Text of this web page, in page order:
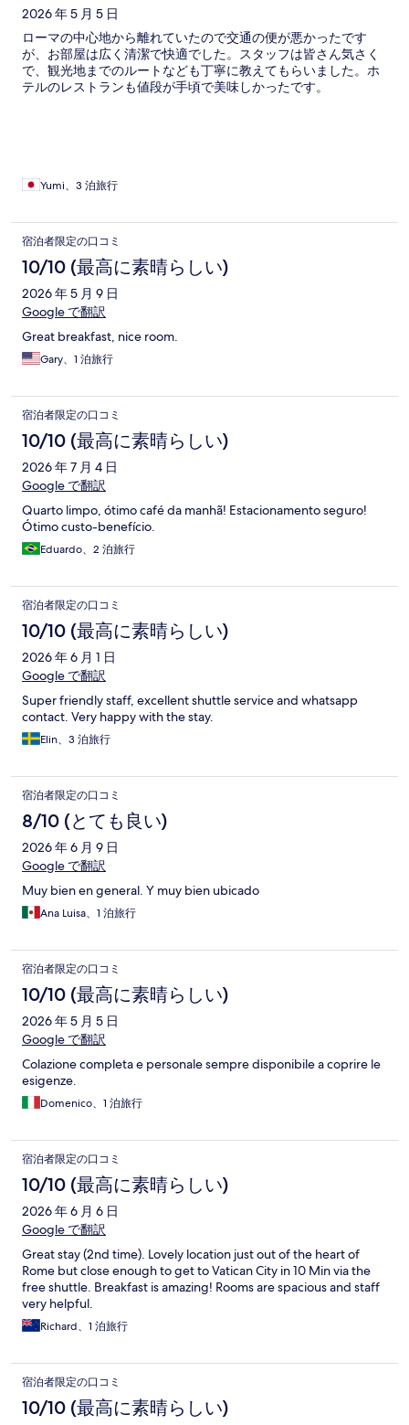
ミ
2026 年 5 月 5 日
ローマの中心地から離れていたので交通の便が悪かったです
が、お部屋は広く清潔で快適でした。スタッフは皆さん気さく
で、観光地までのルートなども丁寧に教えてもらいました。ホ
テルのレストランも値段が手頃で美味しかったです。
Yumi、3 泊旅行
宿泊者限定の口コミ
10/10 (最高に素晴らしい)
2026 年 5 月 9 日
Google で翻訳
Great breakfast, nice room.
Gary、1 泊旅行
宿泊者限定の口コミ
10/10 (最高に素晴らしい)
2026 年 7 月 4 日
Google で翻訳
Quarto limpo, ótimo café da manhã! Estacionamento seguro!
Ótimo custo-benefício.
Eduardo、2 泊旅行
宿泊者限定の口コミ
10/10 (最高に素晴らしい)
2026 年 6 月 1 日
Google で翻訳
Super friendly staff, excellent shuttle service and whatsapp
contact. Very happy with the stay.
Elin、3 泊旅行
宿泊者限定の口コミ
8/10 (とても良い)
2026 年 6 月 9 日
Google で翻訳
Muy bien en general. Y muy bien ubicado
Ana Luisa、1 泊旅行
宿泊者限定の口コミ
10/10 (最高に素晴らしい)
2026 年 5 月 5 日
Google で翻訳
Colazione completa e personale sempre disponibile a coprire le
esigenze.
Domenico、1 泊旅行
宿泊者限定の口コミ
10/10 (最高に素晴らしい)
2026 年 6 月 6 日
Google で翻訳
Great stay (2nd time). Lovely location just out of the heart of
Rome but close enough to get to Vatican City in 10 Min via the
free shuttle. Breakfast is amazing! Rooms are spacious and staff
very helpful.
Richard、1 泊旅行
宿泊者限定の口コミ
10/10 (最高に素晴らしい)